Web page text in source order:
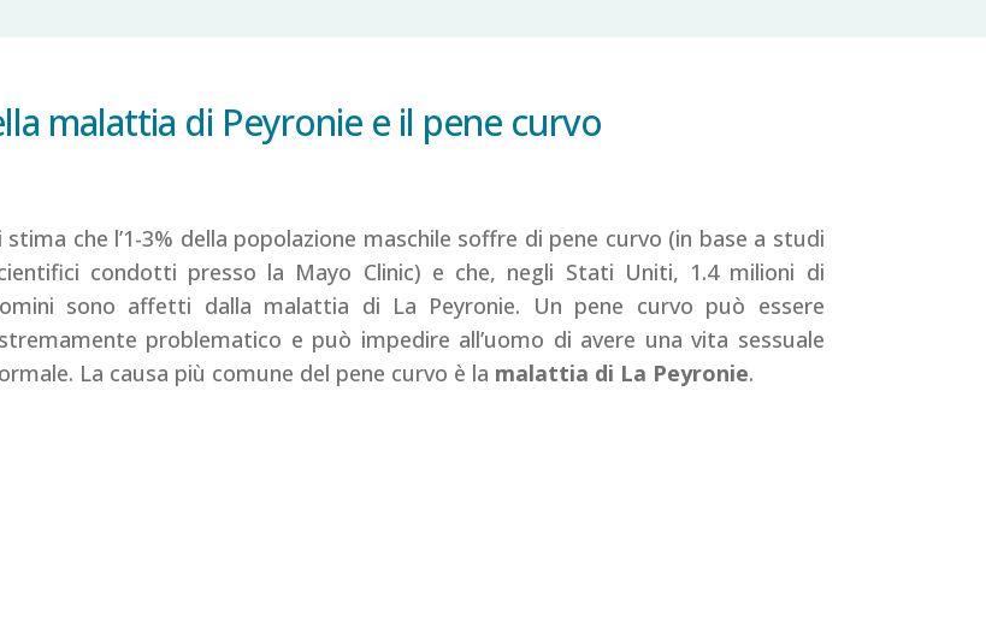
malattia di Peyronie e il pene curvo
stima che l’1-3% della popolazione maschile soffre di pene curvo (in base a studi
condotti presso la Mayo Clinic) e che, negli Stati Uniti, 1.4 milioni di
sono affetti dalla malattia di La Peyronie. Un pene curvo può essere
problematico e può impedire all’uomo di avere una vita sessuale
La causa più comune del pene curvo è la malattia di La Peyronie.